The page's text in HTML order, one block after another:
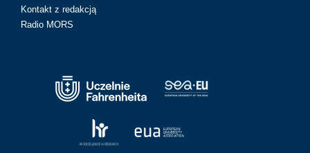
Kontakt z redakcją
Radio MORS